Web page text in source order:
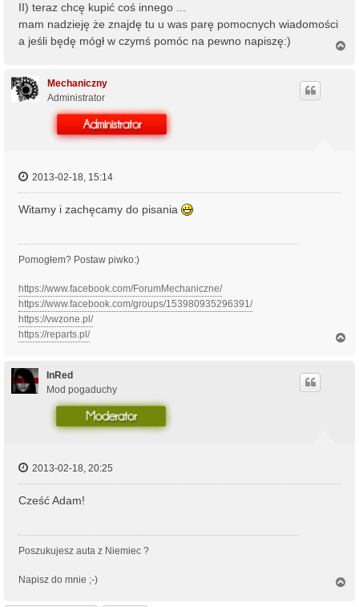
II) teraz chcę kupić coś innego ...
mam nadzieję że znajdę tu u was parę pomocnych wiadomości
a jeśli będę mógł w czymś pomóc na pewno napiszę:)
Mechaniczny
Administrator
2013-02-18, 15:14
Witamy i zachęcamy do pisania
Pomogłem? Postaw piwko:)
https://www.facebook.com/ForumMechaniczne/
https://www.facebook.com/groups/153980935296391/
https://vwzone.pl/
https://reparts.pl/
InRed
Mod pogaduchy
2013-02-18, 20:25
Cześć Adam!
Poszukujesz auta z Niemiec ?
Napisz do mnie ;-)